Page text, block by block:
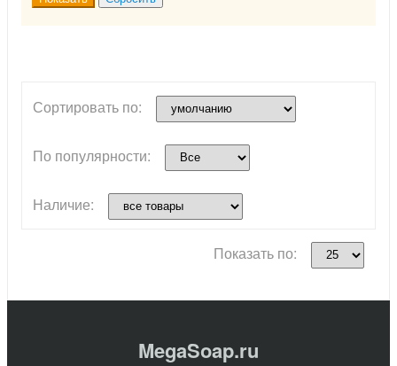
Сортировать по:
По популярности:
Наличие:
Показать по:
MegaSoap.ru